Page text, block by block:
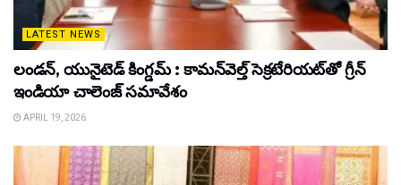
LATEST NEWS
లండన్, యునైటెడ్ కింగ్డమ్ : కామన్‌వెల్త్ సెక్రటేరియట్‌తో గ్రీన్
ఇండియా చాలెంజ్ సమావేశం
APRIL 19, 2026